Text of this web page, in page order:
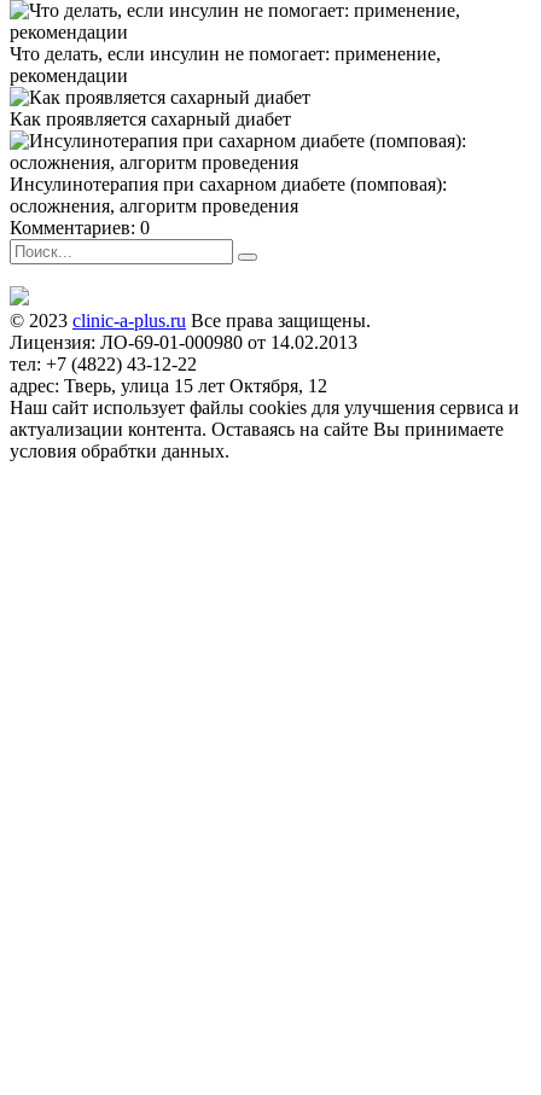
Что делать, если инсулин не помогает: применение,
рекомендации
Как проявляется сахарный диабет
Инсулинотерапия при сахарном диабете (помповая):
осложнения, алгоритм проведения
Комментариев: 0
© 2023 clinic-a-plus.ru Все права защищены.
Лицензия: ЛО-69-01-000980 от 14.02.2013
тел: +7 (4822) 43-12-22
адрес: Тверь, улица 15 лет Октября, 12
Наш сайт использует файлы cookies для улучшения сервиса и
актуализации контента. Оставаясь на сайте Вы принимаете
условия обрабтки данных.